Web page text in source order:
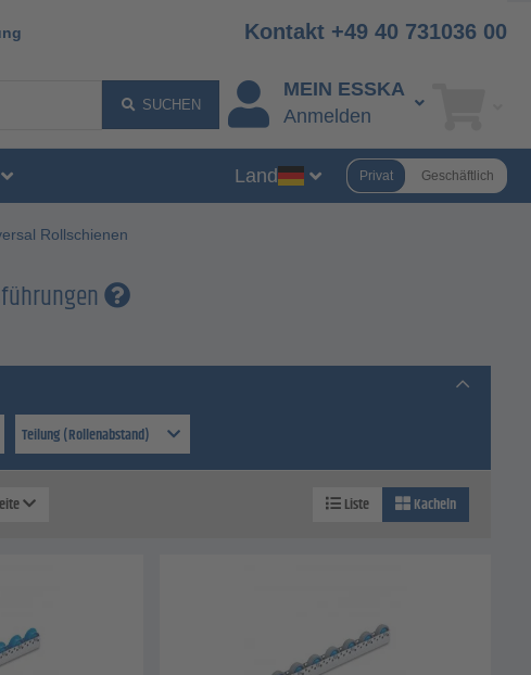
Kontakt +49 40 731036 00
SUCHEN
MEIN ESSKA
Anmelden
Land Privat Geschäftlich
Rollschienen
Teilung (Rollenabstand)
Liste Kacheln